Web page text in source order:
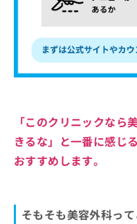
「このクリニックなら
きるな」と一番に感じ
おすすめします。
そもそも美容外科っ